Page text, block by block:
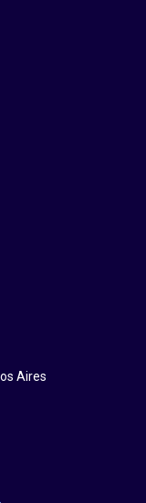
Aires